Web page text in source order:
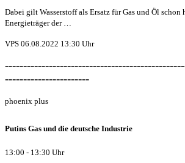
Dabei gilt Wasserstoff als Ersatz für Gas und Öl schon
Energieträger der …
VPS 06.08.2022 13:30 Uhr
-----------------------
phoenix plus
Putins Gas und die deutsche Industrie
13:00 - 13:30 Uhr